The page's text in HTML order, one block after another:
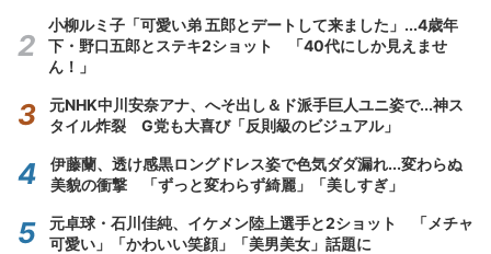
小柳ルミ子「可愛い弟 五郎とデートして来ました」...4歳年
下・野口五郎とステキ2ショット 「40代にしか見えませ
ん！」
元NHK中川安奈アナ、へそ出し＆ド派手巨人ユニ姿で...神ス
タイル炸裂 G党も大喜び「反則級のビジュアル」
伊藤蘭、透け感黒ロングドレス姿で色気ダダ漏れ...変わらぬ
美貌の衝撃 「ずっと変わらず綺麗」「美しすぎ」
元卓球・石川佳純、イケメン陸上選手と2ショット 「メチャ
可愛い」「かわいい笑顔」「美男美女」話題に